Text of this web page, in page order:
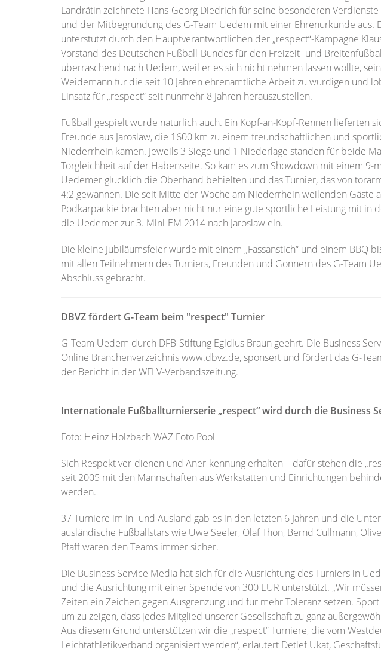
Landrätin zeichnete Hans-Georg Diedrich für seine besonderen
und der Mitbegründung des G-Team Uedem mit einer Ehrenurkunde aus.
unterstützt durch den Hauptverantwortlichen der „respect“-Kampagne
Vorstand des Deutschen Fußball-Bundes für den Freizeit- und
überraschend nach Uedem, weil er es sich nicht nehmen lassen wollte,
Weidemann für die seit 10 Jahren ehrenamtliche Arbeit zu würdigen und
Einsatz für „respect“ seit nunmehr 8 Jahren herauszustellen.
Fußball gespielt wurde natürlich auch. Ein Kopf-an-Kopf-Rennen lieferten
Freunde aus Jaroslaw, die 1600 km zu einem freundschaftlichen und
Niederrhein kamen. Jeweils 3 Siege und 1 Niederlage standen für beide
Torgleichheit auf der Habenseite. So kam es zum Showdown mit einem 9-
Uedemer glücklich die Oberhand behielten und das Turnier, das von
4:2 gewannen. Die seit Mitte der Woche am Niederrhein weilenden Gäste
Podkarpackie brachten aber nicht nur eine gute sportliche Leistung mit in
die Uedemer zur 3. Mini-EM 2014 nach Jaroslaw ein.
Die kleine Jubiläumsfeier wurde mit einem „Fassanstich“ und einem BBQ
mit allen Teilnehmern des Turniers, Freunden und Gönnern des G-Team
Abschluss gebracht.
DBVZ fördert G-Team beim "respect" Turnier
G-Team Uedem durch DFB-Stiftung Egidius Braun geehrt. Die Business
Online Branchenverzeichnis www.dbvz.de, sponsert und fördert das G-
der Bericht in der WFLV-Verbandszeitung.
Internationale Fußballturnierserie „respect“ wird durch die Business
Foto: Heinz Holzbach WAZ Foto Pool
Sich Respekt ver-dienen und Aner-kennung erhalten – dafür stehen die
seit 2005 mit den Mannschaften aus Werkstätten und Einrichtungen
werden.
37 Turniere im In- und Ausland gab es in den letzten 6 Jahren und die
ausländische Fußballstars wie Uwe Seeler, Olaf Thon, Bernd Cullmann,
Pfaff waren den Teams immer sicher.
Die Business Service Media hat sich für die Ausrichtung des Turniers in
und die Ausrichtung mit einer Spende von 300 EUR unterstützt. „Wir
Zeiten ein Zeichen gegen Ausgrenzung und für mehr Toleranz setzen.
um zu zeigen, dass jedes Mitglied unserer Gesellschaft zu ganz
Aus diesem Grund unterstützen wir die „respect“ Turniere, die vom
Leichtathletikverband organisiert werden“, erläutert Detlef Ukat,